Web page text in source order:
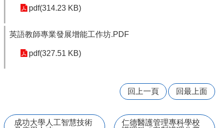
升
源
分
pdf(314.23 KB)
英語教師專業發展增能工作坊.PDF
pdf(327.51 KB)
回上一頁 回最上面
成功大學人工智慧技術
仁德醫護管理專科學校